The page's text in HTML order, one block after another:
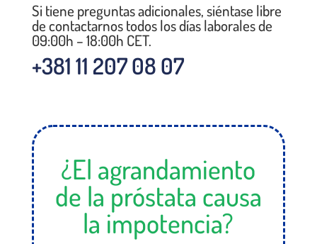
Si tiene preguntas adicionales, siéntase libre
de contactarnos todos los días laborales de
09:00h – 18:00h CET.
+381 11 207 08 07
¿El agrandamiento
de la próstata causa
la impotencia?